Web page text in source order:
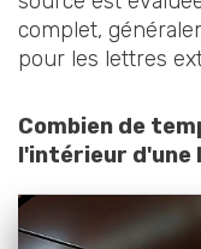
complet,
pour les lettres
Combien de
l'intérieur d'une